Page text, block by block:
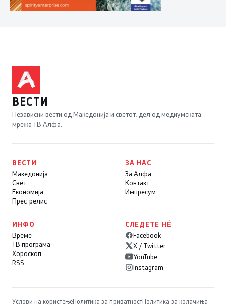
ВЕСТИ
Независни вести од Македонија и светот, дел од медиумската
мрежа ТВ Алфа.
ВЕСТИ
Македонија
Свет
Економија
Прес-релис
ЗА НАС
За Алфа
Контакт
Импресум
ИНФО
Време
ТВ програма
Хороскоп
RSS
СЛЕДЕТЕ НÉ
Facebook
X / Twitter
YouTube
Instagram
Услови на користењеПолитика за приватностПолитика за колачиња